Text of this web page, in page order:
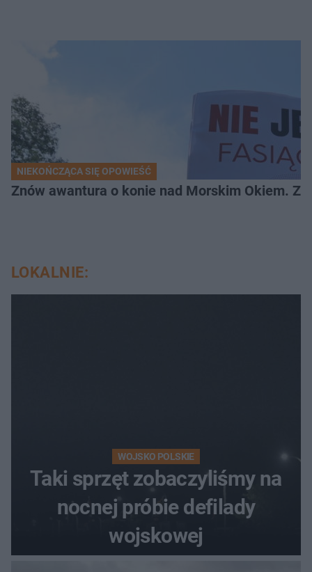
NIEKOŃCZĄCA SIĘ OPOWIEŚĆ
Znów awantura o konie nad Morskim Okiem.
LOKALNIE:
WOJSKO POLSKIE
Taki sprzęt zobaczyliśmy na
nocnej próbie defilady
wojskowej